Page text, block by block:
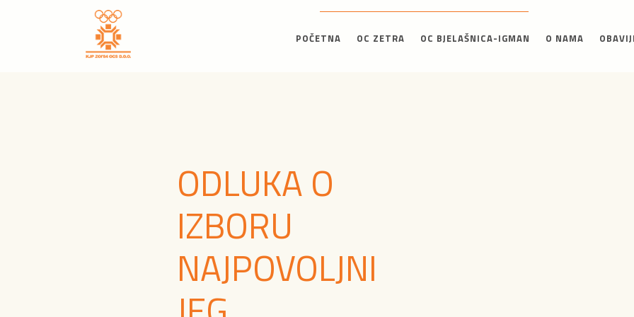
POČETNA OC ZETRA OC BJELAŠNICA-IGMAN O NAMA
ODLUKA O
IZBORU
NAJPOVOLJNI